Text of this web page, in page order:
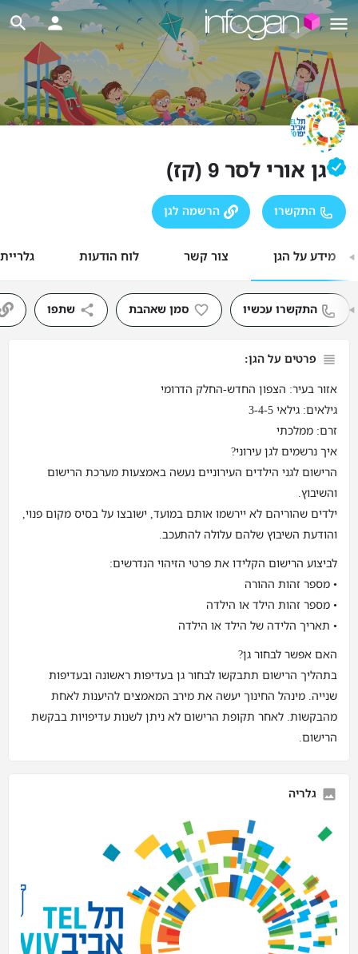
גן אורי לסר 9 (קז)
התקשרו הרשמה לגן
מידע על הגן צור קשר לוח הודעות
התקשרו עכשיו סמן שאהבת שתפו
פרטים על הגן:
אזור בעיר: הצפון החדש-החלק הדרומי
גילאים: גילאי 3-4-5
זרם: ממלכתי
איך נרשמים לגן עירוני?
הרישום לגני הילדים העירוניים נעשה באמצעות מערכת הרישום
והשיבוץ.
ילדים שהוריהם לא יירשמו אותם במועד, ישובצו על בסיס מקום פנוי,
והודעת השיבוץ שלהם עלולה להתעכב.
לביצוע הרישום הקלידו את פרטי הזיהוי הנדרשים:
• מספר זהות ההורה
• מספר זהות הילד או הילדה
• תאריך הלידה של הילד או הילדה
האם אפשר לבחור גן?
בתהליך הרישום תתבקשו לבחור גן בעדיפות ראשונה ובעדיפות
שנייה. מינהל החינוך יעשה את מירב המאמצים להיענות לאחת
מהבקשות. לאחר תקופת הרישום לא ניתן לשנות עדיפויות בבקשת
הרישום.
גלריה